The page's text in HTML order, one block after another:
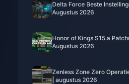
Delta Force Beste
Augustus 2026
Honor of Kings S15.a
Augustus 2026
Zenless Zone Zero
| augustus 2026